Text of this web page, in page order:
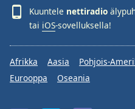
Kuuntele nettiradio
tai iOS-sovelluksella!
Afrikka Aasia Pohjois-
Eurooppa
Oseania